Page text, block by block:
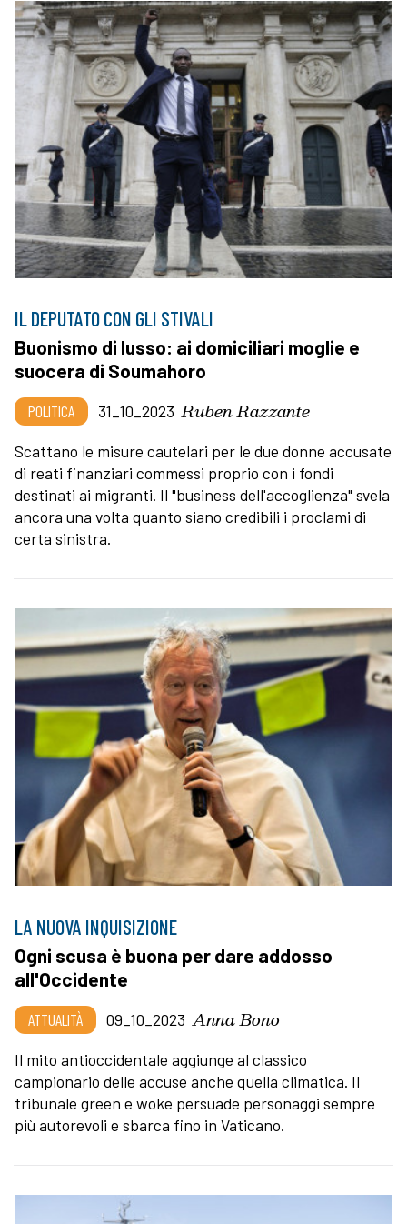
IL DEPUTATO CON GLI STIVALI
Buonismo di lusso: ai domiciliari moglie e
suocera di Soumahoro
POLITICA 31_10_2023 Ruben Razzante
Scattano le misure cautelari per le due donne accusate
di reati finanziari commessi proprio con i fondi
destinati ai migranti. Il "business dell'accoglienza" svela
ancora una volta quanto siano credibili i proclami di
certa sinistra.
LA NUOVA INQUISIZIONE
Ogni scusa è buona per dare addosso
all'Occidente
ATTUALITÀ 09_10_2023 Anna Bono
Il mito antioccidentale aggiunge al classico
campionario delle accuse anche quella climatica. Il
tribunale green e woke persuade personaggi sempre
più autorevoli e sbarca fino in Vaticano.